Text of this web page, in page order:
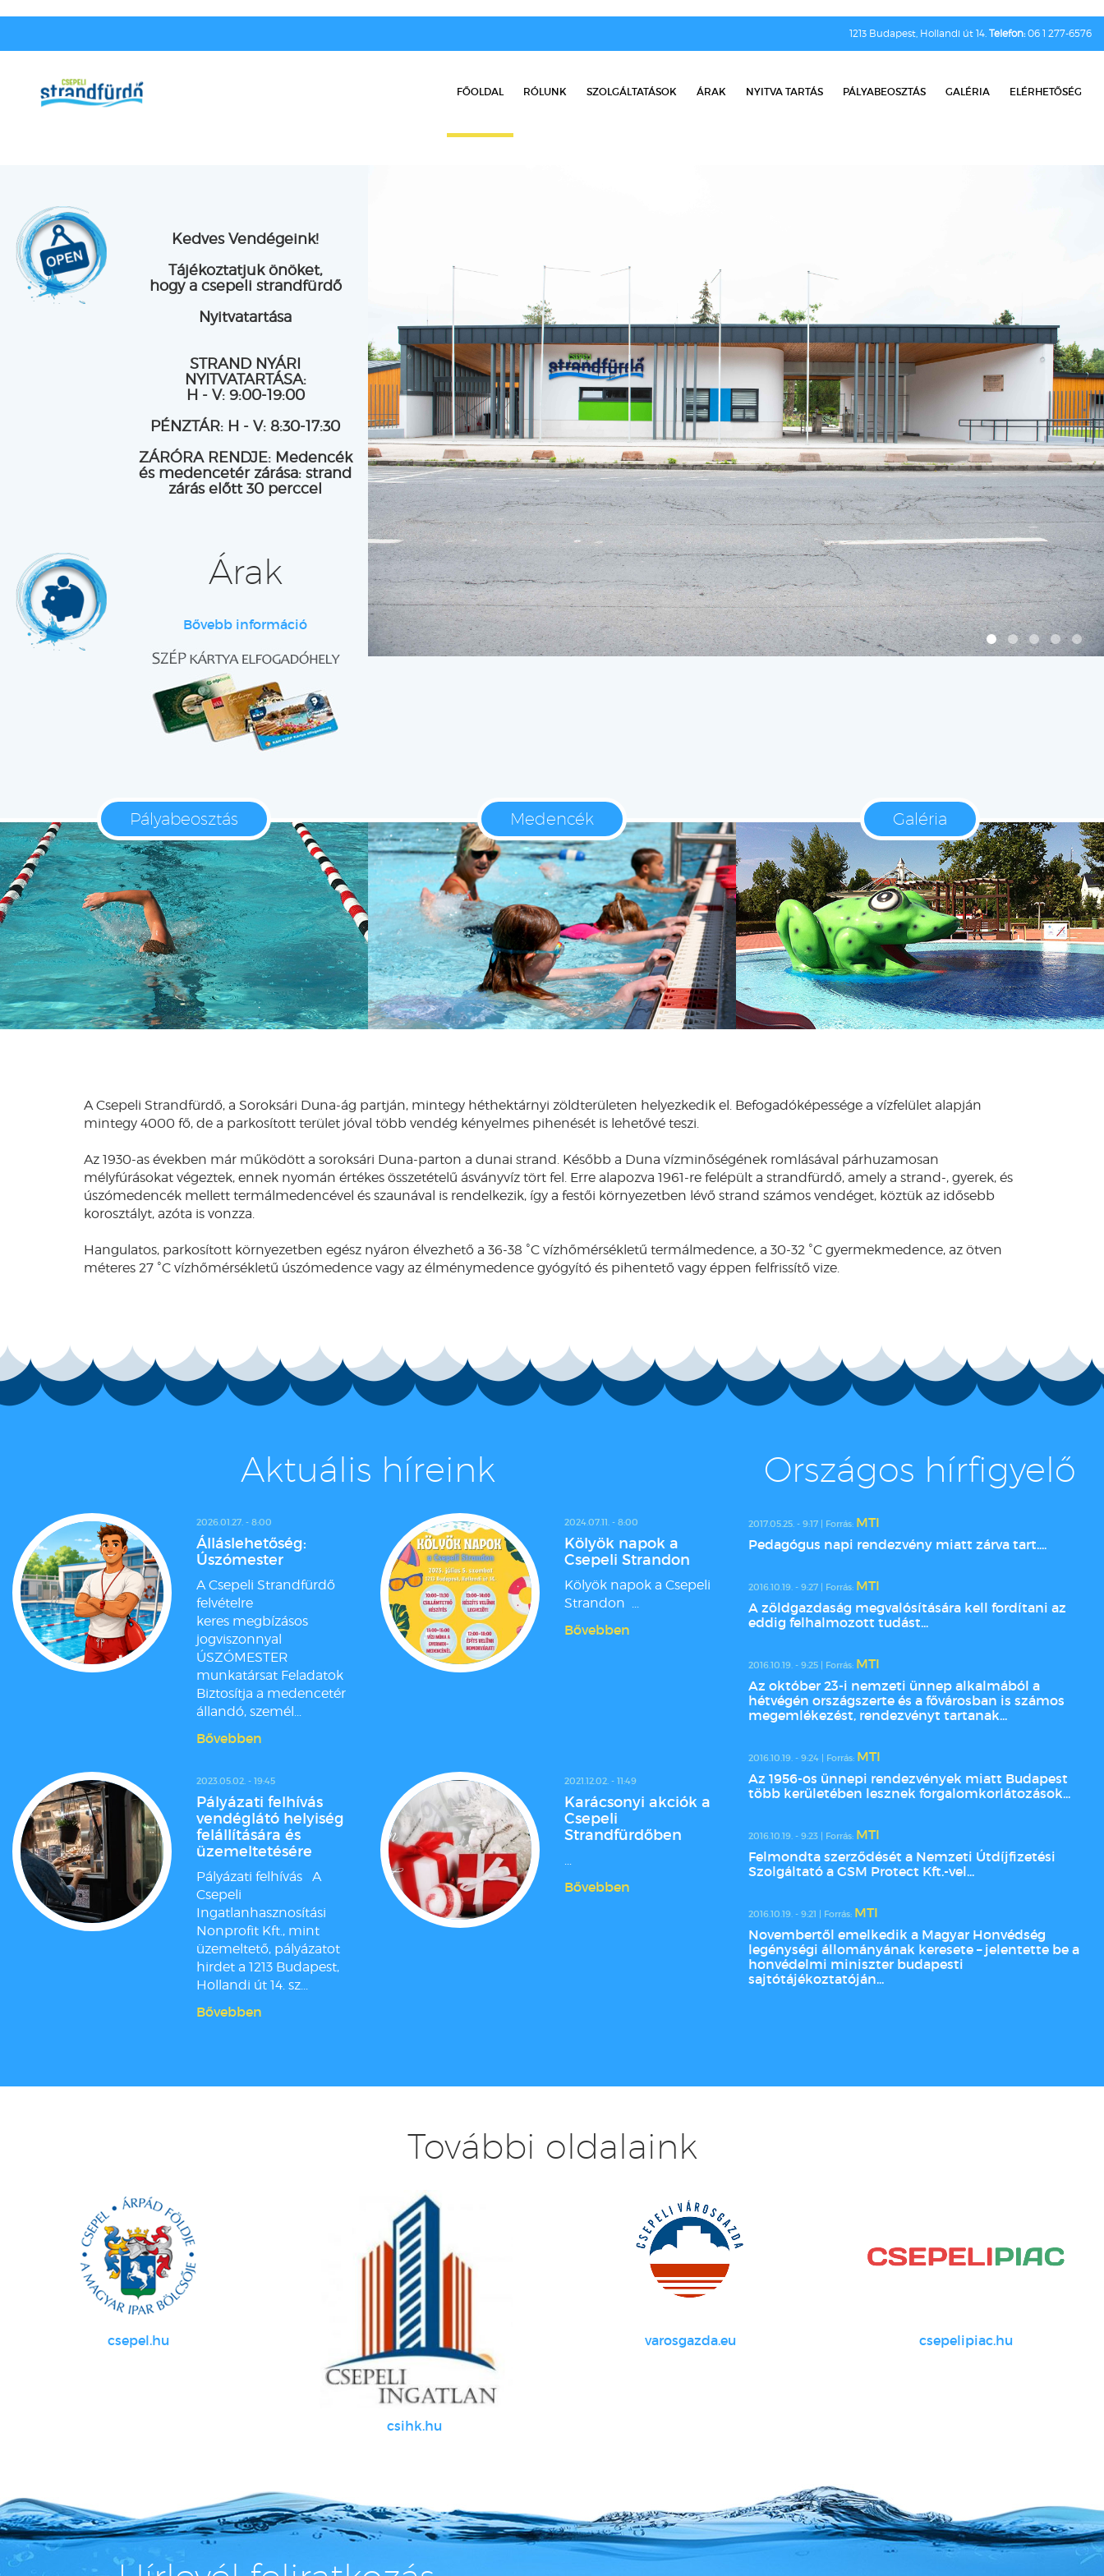
1213 Budapest, Hollandi út 14. Telefon:06 1 277-6576
FŐOLDAL RÓLUNK SZOLGÁLTATÁSOK ÁRAK NYITVA TARTÁS PÁLYABEOSZTÁS GALÉRIA ELÉRHETŐSÉG
Kedves Vendégeink!
Tájékoztatjuk önöket,
hogy a csepeli strandfürdő
Nyitvatartása
STRAND NYÁRI
NYITVATARTÁSA:
H - V: 9:00-19:00
PÉNZTÁR: H - V: 8:30-17:30
ZÁRÓRA RENDJE: Medencék
és medencetér zárása: strand
zárás előtt 30 perccel
Árak
Bővebb információ
Pályabeosztás Medencék Galéria
A Csepeli Strandfürdő, a Soroksári Duna-ág partján, mintegy héthektárnyi zöldterületen helyezkedik el. Befogadóképessége a vízfelület alapján
mintegy 4000 fő, de a parkosított terület jóval több vendég kényelmes pihenését is lehetővé teszi.
Az 1930-as években már működött a soroksári Duna-parton a dunai strand. Később a Duna vízminőségének romlásával párhuzamosan
mélyfúrásokat végeztek, ennek nyomán értékes összetételű ásványvíz tört fel. Erre alapozva 1961-re felépült a strandfürdő, amely a strand-, gyerek, és
úszómedencék mellett termálmedencével és szaunával is rendelkezik, így a festői környezetben lévő strand számos vendéget, köztük az idősebb
korosztályt, azóta is vonzza.
Hangulatos, parkosított környezetben egész nyáron élvezhető a 36-38 ˚C vízhőmérsékletű termálmedence, a 30-32 ˚C gyermekmedence, az ötven
méteres 27 ˚C vízhőmérsékletű úszómedence vagy az élménymedence gyógyító és pihentető vagy éppen felfrissítő vize.
Aktuális híreink
2026.01.27. - 8:00
Álláslehetőség:
Úszómester
A Csepeli Strandfürdő
felvételre
keres megbízásos
jogviszonnyal
ÚSZÓMESTER
munkatársat Feladatok
Biztosítja a medencetér
állandó, személ...
Bővebben
2024.07.11. - 8:00
Kölyök napok a
Csepeli Strandon
Kölyök napok a Csepeli
Strandon ...
Bővebben
2023.05.02. - 19:45
Pályázati felhívás
vendéglátó helyiség
felállítására és
üzemeltetésére
Pályázati felhívás A
Csepeli
Ingatlanhasznosítási
Nonprofit Kft., mint
üzemeltető, pályázatot
hirdet a 1213 Budapest,
Hollandi út 14. sz...
Bővebben
2021.12.02. - 11:49
Karácsonyi akciók a
Csepeli
Strandfürdőben
...
Bővebben
Országos hírfigyelő
2017.05.25. - 9:17 | Forrás: MTI
Pedagógus napi rendezvény miatt zárva tart....
2016.10.19. - 9:27 | Forrás: MTI
A zöldgazdaság megvalósítására kell fordítani az
eddig felhalmozott tudást...
2016.10.19. - 9:25 | Forrás: MTI
Az október 23-i nemzeti ünnep alkalmából a
hétvégén országszerte és a fővárosban is számos
megemlékezést, rendezvényt tartanak...
2016.10.19. - 9:24 | Forrás: MTI
Az 1956-os ünnepi rendezvények miatt Budapest
több kerületében lesznek forgalomkorlátozások...
2016.10.19. - 9:23 | Forrás: MTI
Felmondta szerződését a Nemzeti Útdíjfizetési
Szolgáltató a GSM Protect Kft.-vel...
2016.10.19. - 9:21 | Forrás: MTI
Novembertől emelkedik a Magyar Honvédség
legénységi állományának keresete – jelentette be a
honvédelmi miniszter budapesti
sajtótájékoztatóján...
További oldalaink
csepel.hu
csihk.hu
varosgazda.eu csepelipiac.hu